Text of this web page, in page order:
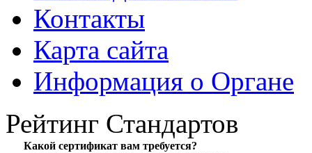
Контакты
Карта сайта
Информация о Органе
Рейтинг Стандартов
Какой сертификат вам требуется?